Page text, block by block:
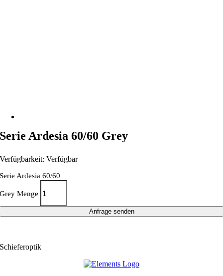
Serie Ardesia 60/60 Grey
Verfügbarkeit: Verfügbar
Serie Ardesia 60/60
Grey Menge
Anfrage senden
Schieferoptik